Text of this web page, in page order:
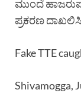
ಮುಂದೆ
ಪ್ರಕರಣ
Fake TTE
Shivamogga,